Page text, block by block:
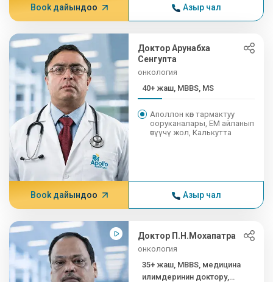
Book дайындоо Азыр чал
Доктор Арунабха
Сенгупта
онкология
40+ жаш, MBBS, MS
Аполлон көп тармактуу
ооруканалары, EM айланып
өтүүчү жол, Калькутта
Book дайындоо Азыр чал
Доктор П.Н.Мохапатра
онкология
35+ жаш, MBBS, медицина
илимдеринин доктору,